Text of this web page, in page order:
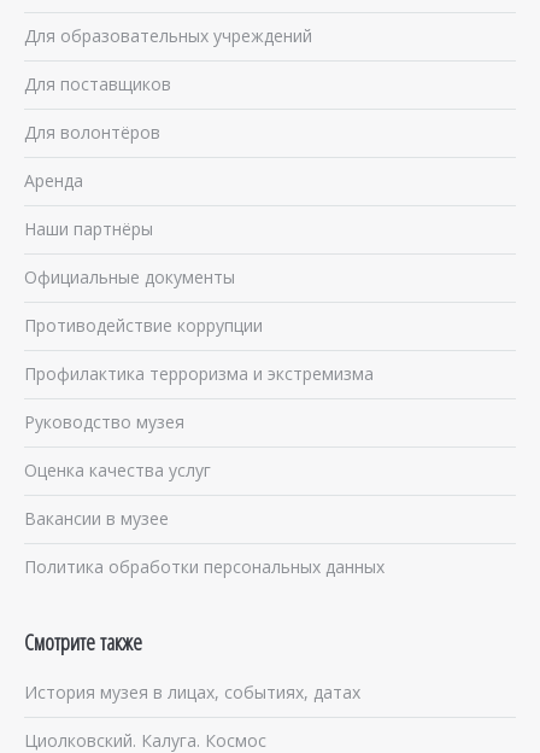
Для образовательных учреждений
Для поставщиков
Для волонтёров
Аренда
Наши партнёры
Официальные документы
Противодействие коррупции
Профилактика терроризма и экстремизма
Руководство музея
Оценка качества услуг
Вакансии в музее
Политика обработки персональных данных
Смотрите также
История музея в лицах, событиях, датах
Циолковский. Калуга. Космос